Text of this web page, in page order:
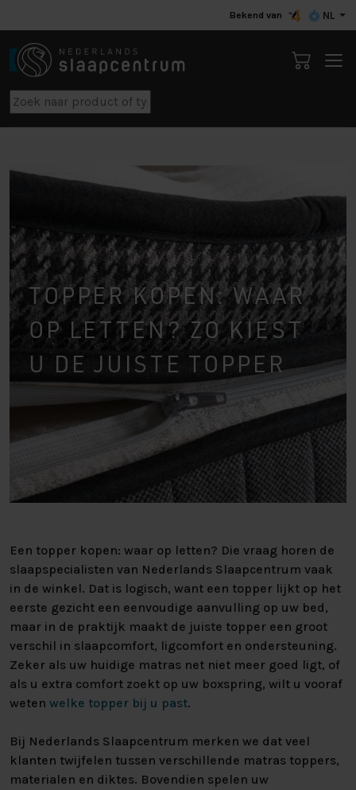
Bekend van NL
TOPPER KOPEN: WAAR
OP LETTEN? ZO KIEST
U DE JUISTE TOPPER
Een topper kopen: waar op letten? Die vraag horen de
slaapspecialisten van Nederlands Slaapcentrum vaak
in de winkel. Dat is logisch, want een topper lijkt op het
eerste gezicht een eenvoudige aanvulling op uw bed,
maar in de praktijk maakt de juiste topper een groot
verschil in slaapcomfort, ligcomfort en ondersteuning.
Zeker als uw huidige matras net niet meer goed ligt, of
als u extra comfort zoekt op uw boxspring, wilt u vooraf
weten welke topper bij u past.
Bij Nederlands Slaapcentrum merken we dat veel
klanten twijfelen tussen verschillende matras toppers,
materialen en diktes. Bovendien spelen uw